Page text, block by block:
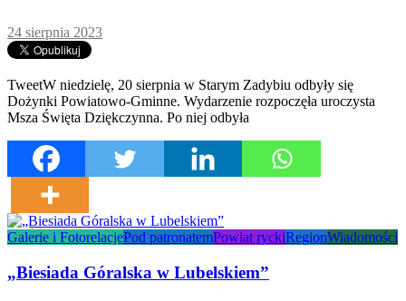
24 sierpnia 2023
TweetW niedzielę, 20 sierpnia w Starym Zadybiu odbyły się
Dożynki Powiatowo-Gminne. Wydarzenie rozpoczęła uroczysta
Msza Święta Dziękczynna. Po niej odbyła
Galerie i FotorelacjePod patronatemPowiat ryckiRegionWiadomości
„Biesiada Góralska w Lubelskiem”